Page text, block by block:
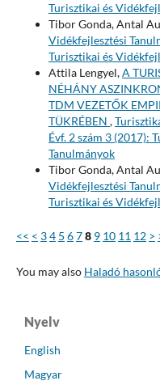
Turisztikai és
Tibor Gonda, Antal
Vidékfejlesztési
Turisztikai és
Attila Lengyel,A
NÉHÁNY
TDM VEZETŐK
TÜKRÉBEN ,
Évf. 2 szám 3 (2017):
Tanulmányok
Tibor Gonda, Antal
Vidékfejlesztési
Turisztikai és
<< < 34 5 678 9 10 11 12 >
You may also Haladó
Nyelv
English
Magyar